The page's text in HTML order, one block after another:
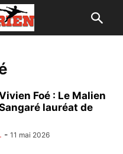
Foé : Le Malien
lauréat de
- 11 mai 2026